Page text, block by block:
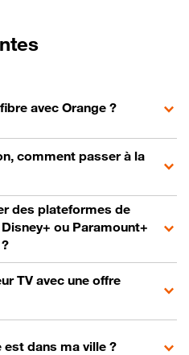
avec Orange ?
comment passer à la
des plateformes de
ou Paramount+
TV avec une offre
est dans ma ville ?